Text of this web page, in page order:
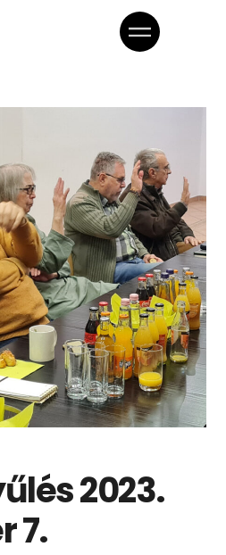
2023.
7.